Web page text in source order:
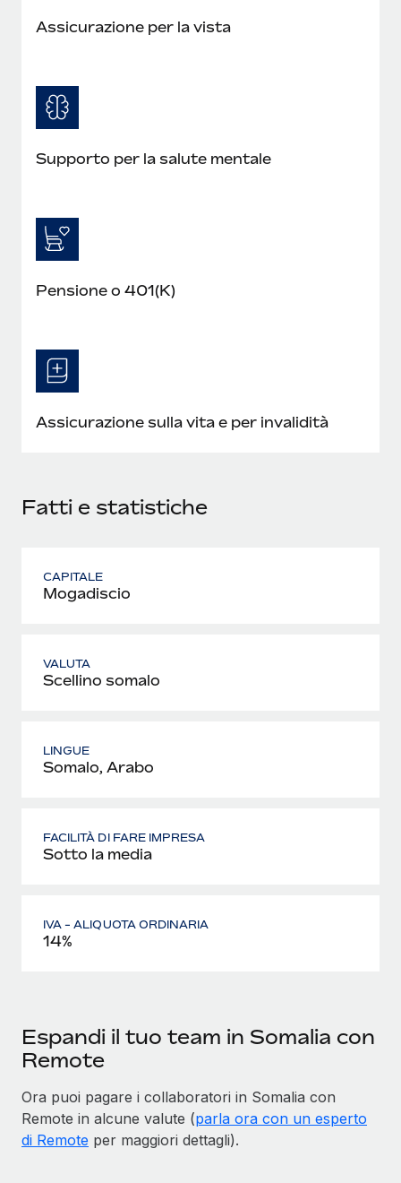
Assicurazione per la vista
Supporto per la salute mentale
Pensione o 401(K)
Assicurazione sulla vita e per invalidità
Fatti e statistiche
CAPITALE
Mogadiscio
VALUTA
Scellino somalo
LINGUE
Somalo, Arabo
FACILITÀ DI FARE IMPRESA
Sotto la media
IVA - ALIQUOTA ORDINARIA
14%
Espandi il tuo team in Somalia con
Remote
Ora puoi pagare i collaboratori in Somalia con
Remote in alcune valute (parla ora con un esperto
di Remote per maggiori dettagli).